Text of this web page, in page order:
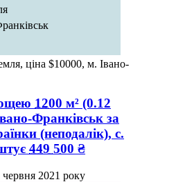
ціна $10000, м. Івано-
1200 м² (0.12
Франківськ за
(неподалік), с.
449 500 ₴
червня 2021 року